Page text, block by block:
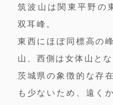
筑波山は関東平野の
双耳峰。
東西にほぼ同標高の
山、西側は女体山とな
茨城県の象徴的な存
も少ないため、遠く